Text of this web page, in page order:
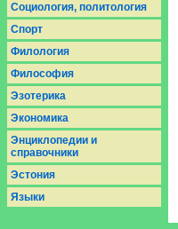
Социология, политология
Спорт
Филология
Философия
Эзотерика
Экономика
Энциклопедии и
справочники
Эстония
Языки